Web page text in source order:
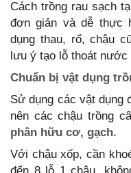
Cách trồng rau sạch
đơn giản và dễ thực
dụng thau, rổ, chậu
lưu ý tạo lỗ thoát nước
Chuẩn bị vật dụng
Sử dụng các vật dụng
nên các chậu trồng
phân hữu cơ, gạch.
Với chậu xốp, cần